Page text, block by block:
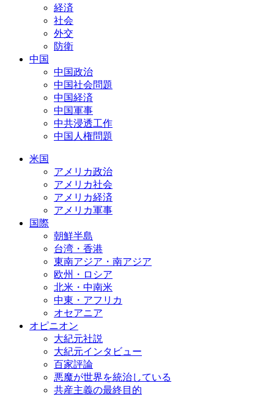
経済
社会
外交
防衛
中国
中国政治
中国社会問題
中国経済
中国軍事
中共浸透工作
中国人権問題
米国
アメリカ政治
アメリカ社会
アメリカ経済
アメリカ軍事
国際
朝鮮半島
台湾・香港
東南アジア・南アジア
欧州・ロシア
北米・中南米
中東・アフリカ
オセアニア
オピニオン
大紀元社説
大紀元インタビュー
百家評論
悪魔が世界を統治している
共産主義の最終目的